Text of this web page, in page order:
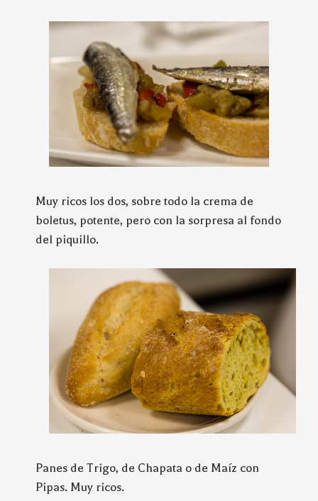
Muy ricos los dos, sobre todo la crema de
boletus, potente, pero con la sorpresa al fondo
del piquillo.
Panes de Trigo, de Chapata o de Maíz con
Pipas. Muy ricos.